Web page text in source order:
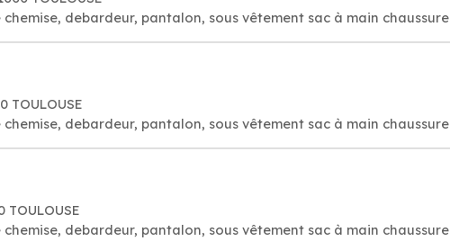
debardeur, pantalon, sous vêtement sac à main chaussure
TOULOUSE
debardeur, pantalon, sous vêtement sac à main chaussure
TOULOUSE
debardeur, pantalon, sous vêtement sac à main chaussure